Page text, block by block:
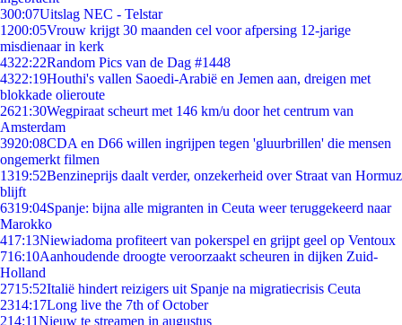
300:07Uitslag NEC - Telstar
1200:05Vrouw krijgt 30 maanden cel voor afpersing 12-jarige
misdienaar in kerk
4322:22Random Pics van de Dag #1448
4322:19Houthi's vallen Saoedi-Arabië en Jemen aan, dreigen met
blokkade olieroute
2621:30Wegpiraat scheurt met 146 km/u door het centrum van
Amsterdam
3920:08CDA en D66 willen ingrijpen tegen 'gluurbrillen' die mensen
ongemerkt filmen
1319:52Benzineprijs daalt verder, onzekerheid over Straat van Hormuz
blijft
6319:04Spanje: bijna alle migranten in Ceuta weer teruggekeerd naar
Marokko
417:13Niewiadoma profiteert van pokerspel en grijpt geel op Ventoux
716:10Aanhoudende droogte veroorzaakt scheuren in dijken Zuid-
Holland
2715:52Italië hindert reizigers uit Spanje na migratiecrisis Ceuta
2314:17Long live the 7th of October
214:11Nieuw te streamen in augustus